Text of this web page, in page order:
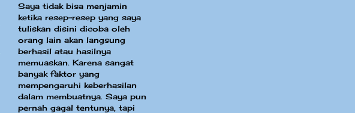
Saya tidak bisa menjamin
ketika resep-resep yang saya
tuliskan disini dicoba oleh
orang lain akan langsung
berhasil atau hasilnya
memuaskan. Karena sangat
banyak faktor yang
mempengaruhi keberhasilan
dalam membuatnya. Saya pun
pernah gagal tentunya, tapi